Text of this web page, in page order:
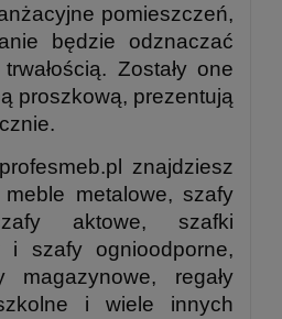
pomieszczeń,
będzie odznaczać
Zostały one
proszkową, prezentują
znajdziesz
metalowe, szafy
aktowe, szafki
i szafy ognioodporne,
magazynowe, regały
i wiele innych